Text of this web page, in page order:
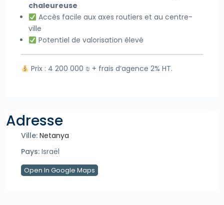
chaleureuse
Accès facile aux axes routiers et au centre-
ville
Potentiel de valorisation élevé
Prix : 4 200 000 ₪ + frais d’agence 2% HT.
Adresse
Ville: Netanya
Pays: Israël
Open In Google Maps